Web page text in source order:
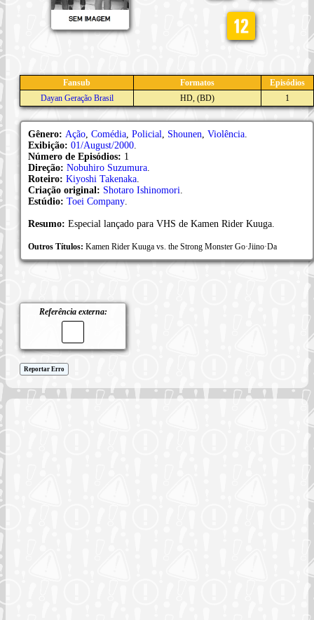
Fansub Formatos
Episódios
Dayan Geração Brasil
HD, (BD) 1
Gênero: Ação Comédia Policial Shounen Violência
Exibição: 01/August/2000
Número de Episódios: 1
Direção: Nobuhiro Suzumura
Roteiro: Kiyoshi Takenaka
Criação original: Shotaro Ishinomori
Estúdio: Toei Company
Resumo: Especial lançado para VHS de Kamen Rider Kuuga.
Outros Títulos: Kamen Rider Kuuga vs. the Strong Monster Go·Jiino·Da
Referência externa:
Reportar Erro